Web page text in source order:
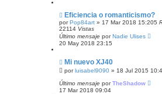
Eficiencia o romanticismo?
porPop84art » 17 Mar 2018 15:205
22114 Vistas
Último mensaje porNadie Ulises
20 May 2018 23:15
Mi nuevo XJ40
porluisabel9090 » 18 Jul 2015
Último mensaje porTheShadow
17 Mar 2018 09:04